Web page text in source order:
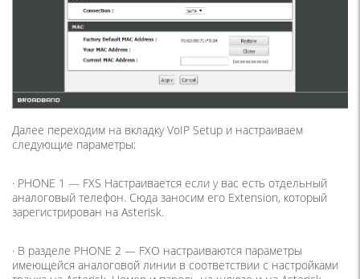
Далее переходим на вкладку VoIP Setup и настраиваем
следующие параметры:
· PHONE 1 — FXS Настраивается если у вас есть отдельный
аналоговый телефон. Сюда заносим его Extension, который
зарегистрирован на Asterisk.
· В разделе PHONE 2 — FXO настраиваются параметры
имеющейся аналоговой линии в соответствии с настройками